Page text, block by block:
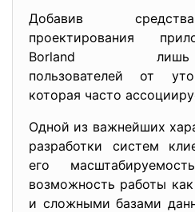
Добавив
проектирования
Borland
пользователей от
которая часто
Одной из важнейших
разработки систем
его
возможность работы
и сложными базами